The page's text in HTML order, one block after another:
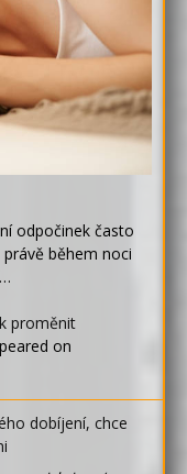
odpočinek často
během noci
proměnit
on
dobíjení, chce